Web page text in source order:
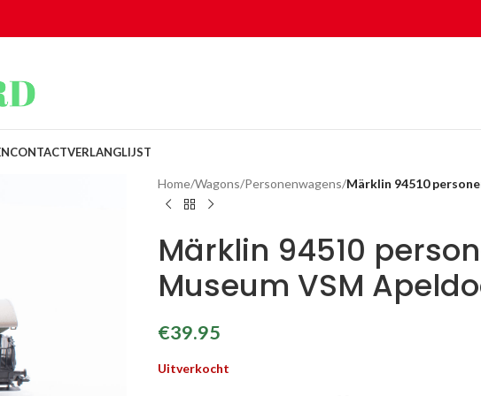
CONTACTVERLANGLIJST
Home/Wagons/Personenwagens/Märklin 94510
Märklin 94510
Museum VSM
€39.95
Uitverkocht